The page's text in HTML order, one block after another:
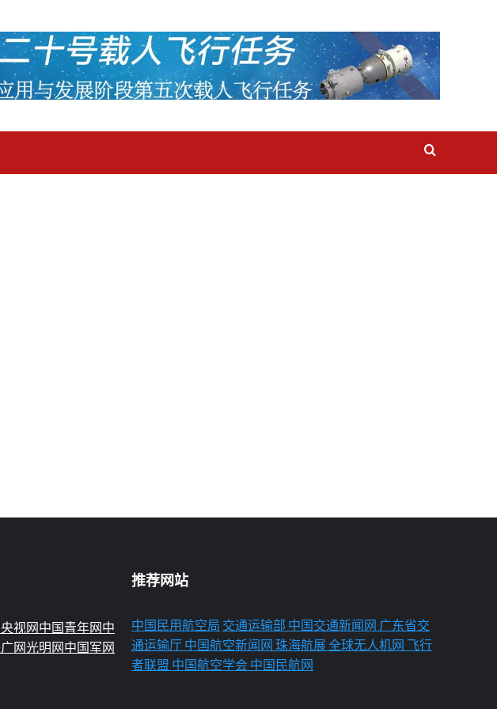
央视网中国青年网中
网光明网中国军网
推荐网站
中国民用航空局 交通运输部 中国交通新闻网 广东省交
通运输厅 中国航空新闻网 珠海航展全球无人机网 飞行
者联盟 中国航空学会 中国民航网